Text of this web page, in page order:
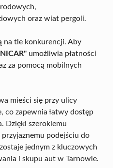
oraz wiat pergoli.
na tle konkurencji. Aby
umożliwia płatności
za pomocą mobilnych
mieści się przy ulicy
co zapewnia łatwy dostęp
Dzięki szerokiemu
podejściu do
jednym z kluczowych
i skupu aut w Tarnowie.